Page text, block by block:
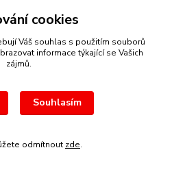
cookies
Váš souhlas s použitím souborů
informace týkající se Vašich
zájmů.
Souhlasím
odmítnout zde.